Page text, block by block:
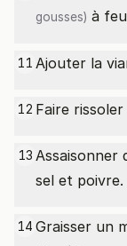
gousses) à feu
11 Ajouter la
12 Faire
13 Assaisonner
sel et poivre.
14 Graisser un